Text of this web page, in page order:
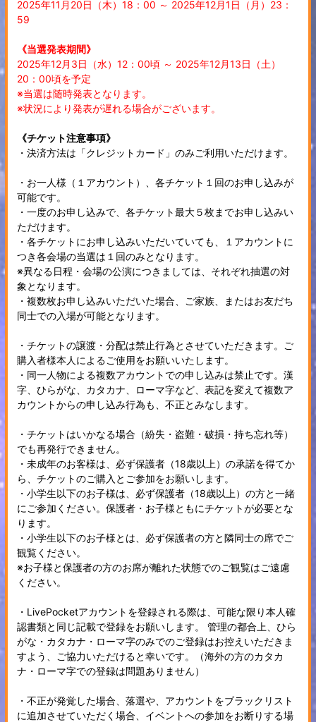
2025年11月20日（木）18：00 ～ 2025年12月1日（月）23：
59
《当選発表期間》
2025年12月3日（水）12：00頃 ～ 2025年12月13日（土）
20：00頃を予定
※当選は随時発表となります。
※状況により発表が遅れる場合がございます。
《チケット注意事項》
・決済方法は「クレジットカード」のみご利用いただけます。
・お一人様（１アカウント）、各チケット１回のお申し込みが
可能です。
・一度のお申し込みで、各チケット最大５枚までお申し込みい
ただけます。
・各チケットにお申し込みいただいていても、１アカウントに
つき各会場の当選は１回のみとなります。
※異なる日程・会場の公演につきましては、それぞれ抽選の対
象となります。
・複数枚お申し込みいただいた場合、ご家族、またはお友だち
同士での入場が可能となります。
・チケットの譲渡・分配は禁止行為とさせていただきます。ご
購入者様本人によるご使用をお願いいたします。
・同一人物による複数アカウントでの申し込みは禁止です。漢
字、ひらがな、カタカナ、ローマ字など、表記を変えて複数ア
カウントからの申し込み行為も、不正とみなします。
・チケットはいかなる場合（紛失・盗難・破損・持ち忘れ等）
でも再発行できません。
・未成年のお客様は、必ず保護者（18歳以上）の承諾を得てか
ら、チケットのご購入とご参加をお願いします。
・小学生以下のお子様は、必ず保護者（18歳以上）の方と一緒
にご参加ください。保護者・お子様ともにチケットが必要とな
ります。
・小学生以下のお子様とは、必ず保護者の方と隣同士の席でご
観覧ください。
※お子様と保護者の方のお席が離れた状態でのご観覧はご遠慮
ください。
・LivePocketアカウントを登録される際は、可能な限り本人確
認書類と同じ記載で登録をお願いします。 管理の都合上、ひら
がな・カタカナ・ローマ字のみでのご登録はお控えいただきま
すよう、ご協力いただけると幸いです。（海外の方のカタカ
ナ・ローマ字での登録は問題ありません）
・不正が発覚した場合、落選や、アカウントをブラックリスト
に追加させていただく場合、イベントへの参加をお断りする場